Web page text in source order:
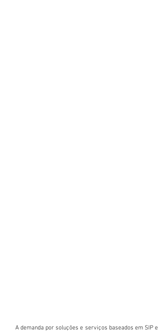
A demanda por soluções e serviços baseados em SIP e